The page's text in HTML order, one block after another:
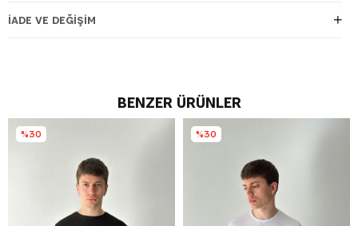
İADE VE DEĞIŞIM
BENZER ÜRÜNLER
%30 %30